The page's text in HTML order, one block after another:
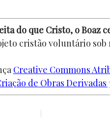
do que Cristo, o Boaz
cristão voluntário sob
Creative Commons
de Obras Derivadas